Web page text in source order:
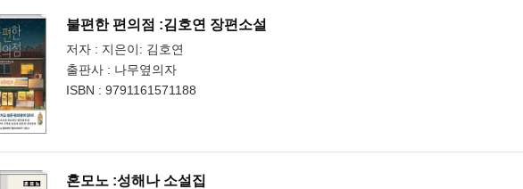
불편한 편의점 :김호연 장편소설
저자 : 지은이: 김호연
출판사 : 나무옆의자
ISBN : 9791161571188
혼모노 :성해나 소설집